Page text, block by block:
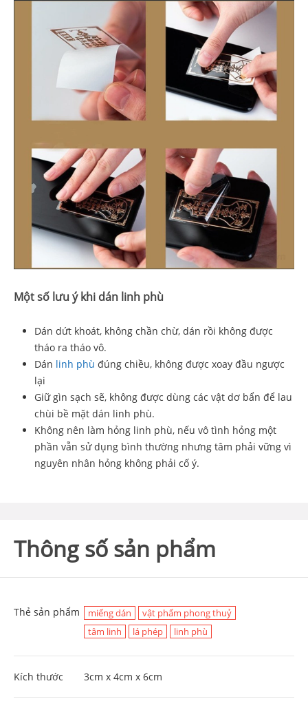
Một số lưu ý khi dán linh phù
Dán dứt khoát, không chần chừ, dán rồi không được
tháo ra tháo vô.
Dán linh phù đúng chiều, không được xoay đầu ngược
lại
Giữ gìn sạch sẽ, không được dùng các vật dơ bẩn để lau
chùi bề mặt dán linh phù.
Không nên làm hỏng linh phù, nếu vô tình hỏng một
phần vẫn sử dụng bình thường nhưng tâm phải vững vì
nguyên nhân hỏng không phải cố ý.
Thông số sản phẩm
Thẻ sản phẩm miếng dán
vật phẩm phong thuỷ
tâm linh
lá phép linh phù
Kích thước 3cm x 4cm x 6cm